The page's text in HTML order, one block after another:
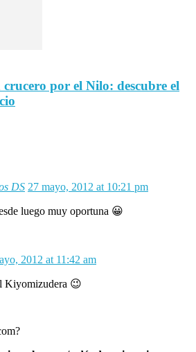
por el Nilo: descubre el
DS 27 mayo, 2012 at 10:21 pm
luego muy oportuna 😀
2012 at 11:42 am
Kiyomizudera 😉